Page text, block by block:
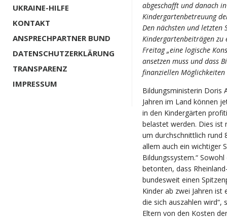
UKRAINE-HILFE
KONTAKT
ANSPRECHPARTNER BUND
DATENSCHUTZERKLÄRUNG
TRANSPARENZ
IMPRESSUM
abgeschafft und danach
Kindergartenbetreuung
Den nächsten und letzten
Kindergartenbeiträgen
Freitag „eine logische
ansetzen muss und dass
finanziellen Möglichkeiten
Bildungsministerin Doris
Jahren im Land können
in den Kindergärten
belastet werden. Dies ist
um durchschnittlich rund
allem auch ein wichtiger
Bildungssystem.“
betonten, dass
bundesweit einen
Kinder ab zwei Jahren
die sich auszahlen wird“,
Eltern von den Kosten